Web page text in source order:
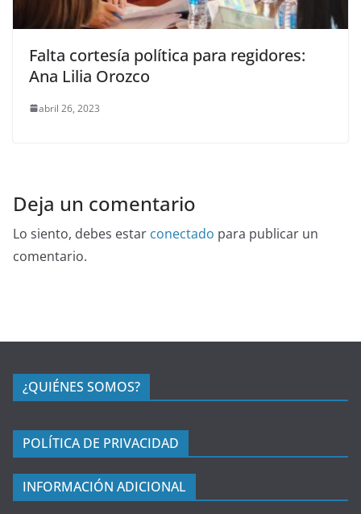
Falta cortesía política para regidores:
Ana Lilia Orozco
abril 26, 2023
Deja un comentario
Lo siento, debes estar conectado para publicar un
comentario.
¿QUIÉNES SOMOS?
POLÍTICA DE PRIVACIDAD
INFORMACIÓN ADICIONAL